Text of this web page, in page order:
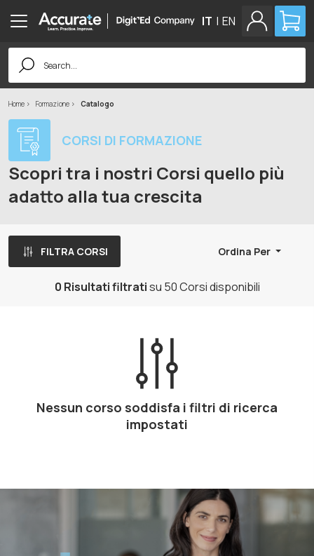
IT | EN
Search
for:
Home Formazione Catalogo
CORSI DI FORMAZIONE
Scopri tra i nostri Corsi quello più
adatto alla tua crescita
FILTRA CORSI Ordina Per
0 Risultati filtratisu 50 Corsi disponibili
Nessun corso soddisfa i filtri di ricerca
impostati